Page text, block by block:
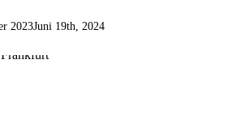
2023Juni 19th, 2024